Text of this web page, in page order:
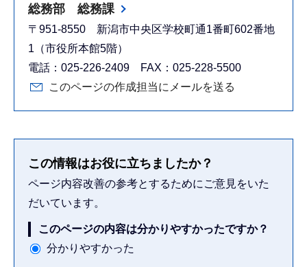
総務部 総務課
〒951-8550 新潟市中央区学校町通1番町602番地
1（市役所本館5階）
電話：025-226-2409 FAX：025-228-5500
このページの作成担当にメールを送る
この情報はお役に立ちましたか？
ページ内容改善の参考とするためにご意見をいた
だいています。
このページの内容は分かりやすかったですか？
分かりやすかった